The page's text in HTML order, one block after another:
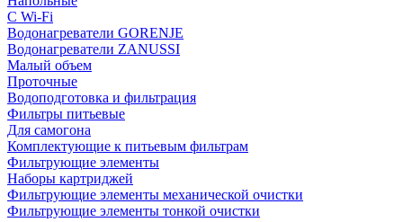
С Wi-Fi
Водонагреватели GORENJE
Водонагреватели ZANUSSI
Малый объем
Проточные
Водоподготовка и фильтрация
Фильтры питьевые
Для самогона
Комплектующие к питьевым фильтрам
Фильтрующие элементы
Наборы картриджей
Фильтрующие элементы механической очистки
Фильтрующие элементы тонкой очистки